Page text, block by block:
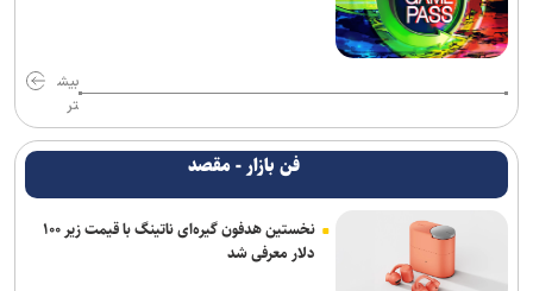
بیش
تر
فن بازار - مقصد
نخستین هدفون گیره‌ای ناتینگ با قیمت زیر ۱۰۰
دلار معرفی شد